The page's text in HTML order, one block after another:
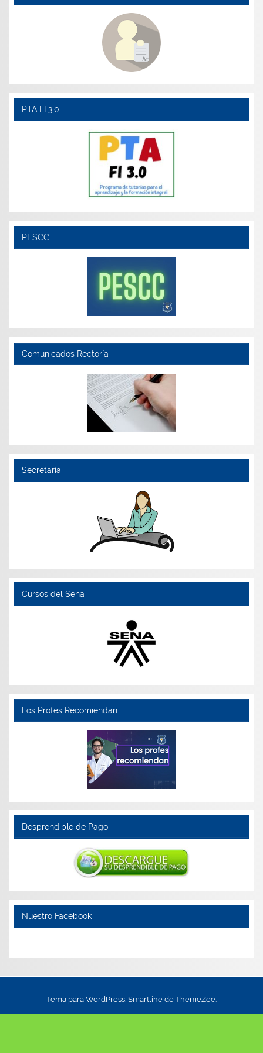
PTA FI 3.0
PESCC
Comunicados Rectoría
Secretaría
Cursos del Sena
Los Profes Recomiendan
Desprendible de Pago
Nuestro Facebook
Tema para WordPress: Smartline de ThemeZee.